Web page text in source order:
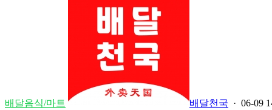
배달음식/마트 배달천국 · 06-09